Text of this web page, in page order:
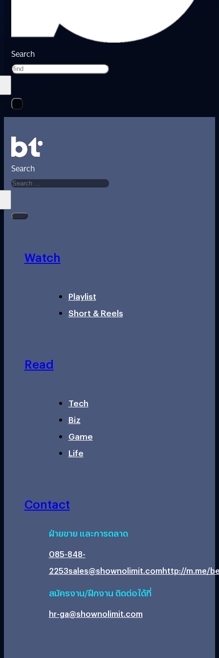
Search
Search
Watch
Playlist
Short & Reels
Read
Tech
Biz
Game
Life
Contact
ฝ่ายขาย และการตลาด
085-848-
2253sales@shownolimit.comhttp://m.me/
สมัครงาน/ฝึกงาน ติดต่อได้ที่
hr-ga@shownolimit.com